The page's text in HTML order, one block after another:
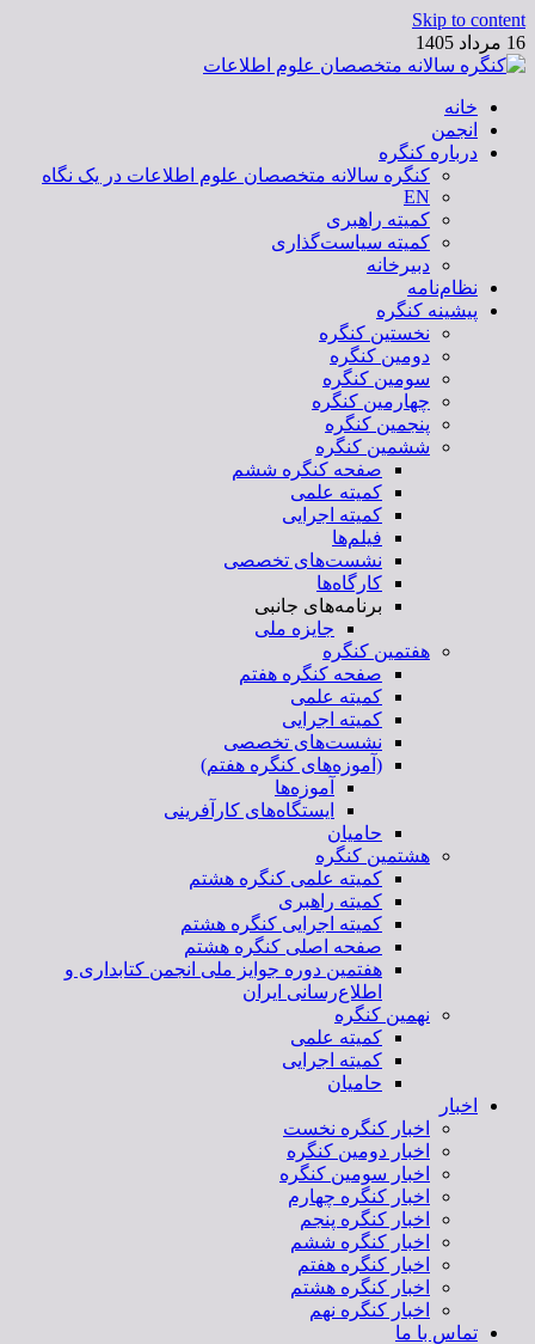
Skip to content
16 مرداد 1405
کنگره سالانه متخصصان علوم اطلاعات
خانه
انجمن
درباره کنگره
کنگره سالانه متخصصان علوم اطلاعات در یک نگاه
EN
کمیته راهبری
کمیته سیاست‌گذاری
دبیرخانه
نظام‌نامه
پیشینه کنگره
نخستین کنگره
دومین کنگره
سومین کنگره
چهارمین کنگره
پنجمین کنگره
ششمین کنگره
صفحه کنگره ششم
کمیته علمی
کمیته اجرایی
فیلم‌ها
نشست‌های تخصصی
کارگاه‌ها
برنامه‌های جانبی
جایزه ملی
هفتمین کنگره
صفحه کنگره هفتم
کمیته علمی
کمیته اجرایی
نشست‌های تخصصی
(آموزه‌های کنگره هفتم)
آموزه‌ها
ایستگاه‌های کارآفرینی
حامیان
هشتمین کنگره
کمیته علمی کنگره هشتم
کمیته راهبری
کمیته اجرایی کنگره هشتم
صفحه اصلی کنگره هشتم
هفتمین دوره جوایز ملی انجمن کتابداری و
اطلاع‌رسانی ایران
نهمین کنگره
کمیته علمی
کمیته اجرایی
حامیان
اخبار
اخبار کنگره نخست
اخبار دومین کنگره
اخبار سومین کنگره
اخبار کنگره چهارم
اخبار کنگره پنجم
اخبار کنگره ششم
اخبار کنگره هفتم
اخبار کنگره هشتم
اخبار کنگره نهم
تماس با ما